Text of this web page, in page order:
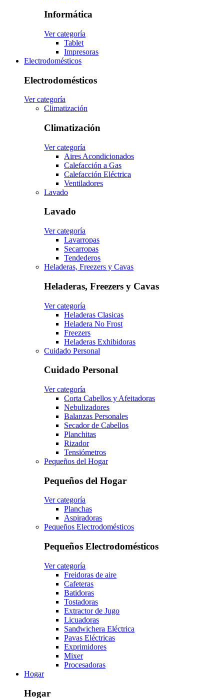
Informática
Ver categoría
Tablet
Impresoras
Electrodomésticos
Electrodomésticos
Ver categoría
Climatización
Climatización
Ver categoría
Aires Acondicionados
Calefacción a Gas
Calefacción Eléctrica
Ventiladores
Lavado
Lavado
Ver categoría
Lavarropas
Secarropas
Tendederos
Heladeras, Freezers y Cavas
Heladeras, Freezers y Cavas
Ver categoría
Heladeras Clasicas
Heladera No Frost
Freezers
Heladeras Exhibidoras
Cuidado Personal
Cuidado Personal
Ver categoría
Corta Cabellos y Afeitadoras
Nebulizadores
Balanzas Personales
Secador de Cabellos
Planchitas
Rizador
Tensiómetros
Pequeños del Hogar
Pequeños del Hogar
Ver categoría
Planchas
Aspiradoras
Pequeños Electrodomésticos
Pequeños Electrodomésticos
Ver categoría
Freidoras de aire
Cafeteras
Batidoras
Tostadoras
Extractor de Jugo
Licuadoras
Sandwichera Eléctrica
Pavas Eléctricas
Exprimidores
Mixer
Procesadoras
Hogar
Hogar